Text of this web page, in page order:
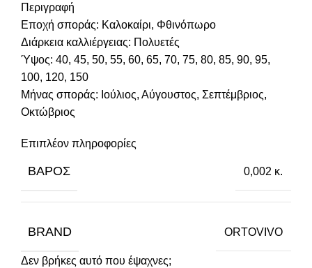
Περιγραφή
Εποχή σποράς: Καλοκαίρι, Φθινόπωρο
Διάρκεια καλλιέργειας: Πολυετές
Ύψος: 40, 45, 50, 55, 60, 65, 70, 75, 80, 85, 90, 95,
100, 120, 150
Μήνας σποράς: Ιούλιος, Αύγουστος, Σεπτέμβριος,
Οκτώβριος
Επιπλέον πληροφορίες
ΒΆΡΟΣ 0,002 κ.
BRAND ORTOVIVO
Δεν βρήκες αυτό που έψαχνες;